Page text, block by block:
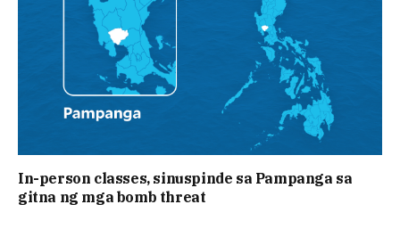
In-person classes, sinuspinde sa Pampanga sa
gitna ng mga bomb threat